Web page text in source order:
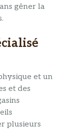
gêner la
et un
et des
plusieurs